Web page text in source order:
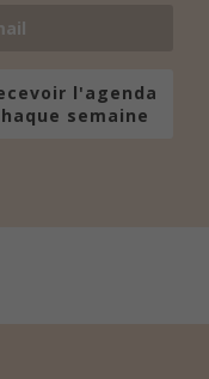
l'agenda
semaine